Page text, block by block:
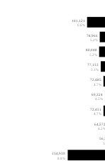
101,121
6.6%
78,966
5.2%
80,048
5.2%
77,153
5.1%
72,485
4.7%
69,324
4.5%
72,451
4.7%
64,572
4.2%
134,939
8.8%